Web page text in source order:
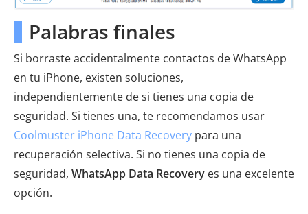
Palabras finales
Si borraste accidentalmente contactos de WhatsApp
en tu iPhone, existen soluciones,
independientemente de si tienes una copia de
seguridad. Si tienes una, te recomendamos usar
Coolmuster iPhone Data Recovery para una
recuperación selectiva. Si no tienes una copia de
seguridad, WhatsApp Data Recovery es una excelente
opción.